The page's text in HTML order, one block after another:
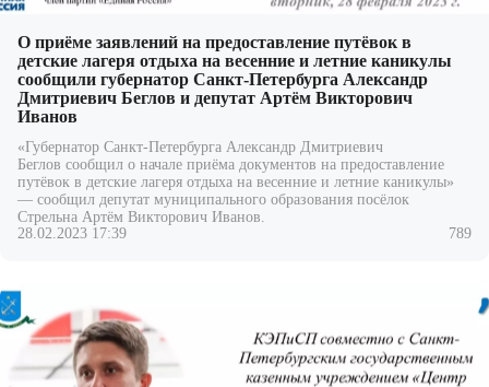
О приёме заявлений на предоставление путёвок в
детские лагеря отдыха на весенние и летние каникулы
сообщили губернатор Санкт-Петербурга Александр
Дмитриевич Беглов и депутат Артём Викторович
Иванов
«Губернатор Санкт-Петербурга Александр Дмитриевич
Беглов сообщил о начале приёма документов на предоставление
путёвок в детские лагеря отдыха на весенние и летние каникулы»
— сообщил депутат муниципального образования посёлок
Стрельна Артём Викторович Иванов.
28.02.2023 17:39
789